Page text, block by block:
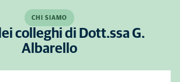
CHI SIAMO
colleghi di Dott.ssa G.
Albarello